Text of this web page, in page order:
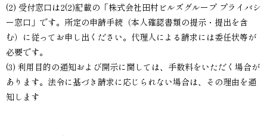
(2) 受付窓口は2(2)記載の「株式会社田村ビルズグループ プライバシ
ー窓口」です。所定の申請手続（本人確認書類の提示・提出を含
む）に従ってお申し出ください。代理人による請求には委任状等が
必要です。
(3) 利用目的の通知および開示に関しては、手数料をいただく場合が
あります。法令に基づき請求に応じられない場合は、その理由を通
知します